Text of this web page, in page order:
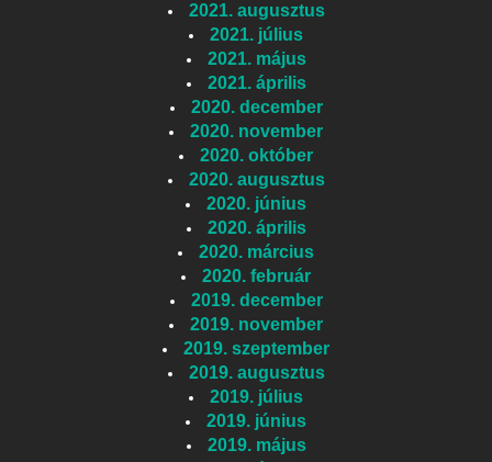
2021. augusztus
2021. július
2021. május
2021. április
2020. december
2020. november
2020. október
2020. augusztus
2020. június
2020. április
2020. március
2020. február
2019. december
2019. november
2019. szeptember
2019. augusztus
2019. július
2019. június
2019. május